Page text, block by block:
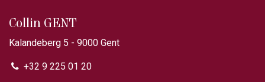
Collin GENT
Kalandeberg 5 - 9000 Gent​
+32 9 225 01 20